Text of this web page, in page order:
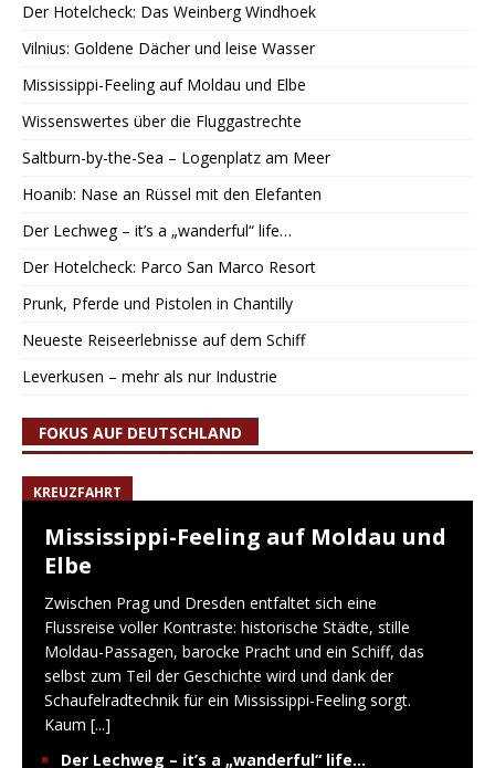
Der Hotelcheck: Das Weinberg Windhoek
Vilnius: Goldene Dächer und leise Wasser
Mississippi-Feeling auf Moldau und Elbe
Wissenswertes über die Fluggastrechte
Saltburn-by-the-Sea – Logenplatz am Meer
Hoanib: Nase an Rüssel mit den Elefanten
Der Lechweg – it’s a „wanderful“ life…
Der Hotelcheck: Parco San Marco Resort
Prunk, Pferde und Pistolen in Chantilly
Neueste Reiseerlebnisse auf dem Schiff
Leverkusen – mehr als nur Industrie
FOKUS AUF DEUTSCHLAND
KREUZFAHRT
Mississippi-Feeling auf Moldau und
Elbe
Zwischen Prag und Dresden entfaltet sich eine
Flussreise voller Kontraste: historische Städte, stille
Moldau-Passagen, barocke Pracht und ein Schiff, das
selbst zum Teil der Geschichte wird und dank der
Schaufelradtechnik für ein Mississippi-Feeling sorgt.
Kaum [...]
Der Lechweg – it’s a „wanderful“ life…